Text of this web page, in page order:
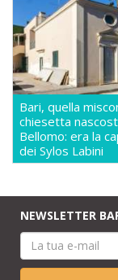
Bari, quella
chiesetta
Bellomo: era la
dei Sylos Labini
NEWSLETTER